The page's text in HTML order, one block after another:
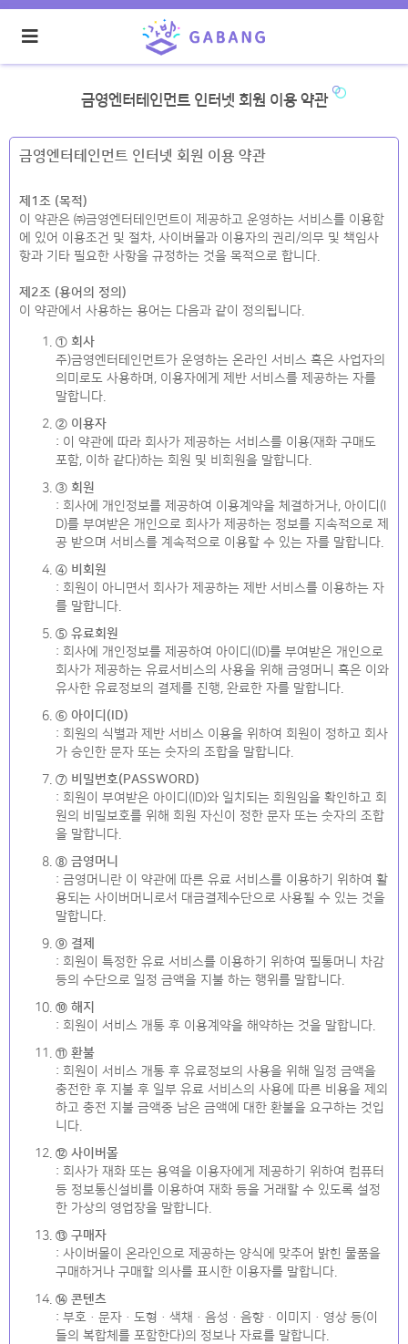
금영엔터테인먼트 인터넷 회원 이용 약관
금영엔터테인먼트 인터넷 회원 이용 약관
제1조 (목적)
이 약관은 ㈜금영엔터테인먼트이 제공하고 운영하는 서비스를 이용함
에 있어 이용조건 및 절차, 사이버몰과 이용자의 권리/의무 및 책임사
항과 기타 필요한 사항을 규정하는 것을 목적으로 합니다.
제2조 (용어의 정의)
이 약관에서 사용하는 용어는 다음과 같이 정의됩니다.
① 회사
주)금영엔터테인먼트가 운영하는 온라인 서비스 혹은 사업자의
의미로도 사용하며, 이용자에게 제반 서비스를 제공하는 자를
말합니다.
② 이용자
: 이 약관에 따라 회사가 제공하는 서비스를 이용(재화 구매도
포함, 이하 같다)하는 회원 및 비회원을 말합니다.
③ 회원
: 회사에 개인정보를 제공하여 이용계약을 체결하거나, 아이디(I
D)를 부여받은 개인으로 회사가 제공하는 정보를 지속적으로 제
공 받으며 서비스를 계속적으로 이용할 수 있는 자를 말합니다.
④ 비회원
: 회원이 아니면서 회사가 제공하는 제반 서비스를 이용하는 자
를 말합니다.
⑤ 유료회원
: 회사에 개인정보를 제공하여 아이디(ID)를 부여받은 개인으로
회사가 제공하는 유료서비스의 사용을 위해 금영머니 혹은 이와
유사한 유료정보의 결제를 진행, 완료한 자를 말합니다.
⑥ 아이디(ID)
: 회원의 식별과 제반 서비스 이용을 위하여 회원이 정하고 회사
가 승인한 문자 또는 숫자의 조합을 말합니다.
⑦ 비밀번호(PASSWORD)
: 회원이 부여받은 아이디(ID)와 일치되는 회원임을 확인하고 회
원의 비밀보호를 위해 회원 자신이 정한 문자 또는 숫자의 조합
을 말합니다.
⑧ 금영머니
: 금영머니란 이 약관에 따른 유료 서비스를 이용하기 위하여 활
용되는 사이버머니로서 대금결제수단으로 사용될 수 있는 것을
말합니다.
⑨ 결제
: 회원이 특정한 유료 서비스를 이용하기 위하여 필통머니 차감
등의 수단으로 일정 금액을 지불 하는 행위를 말합니다.
⑩ 해지
: 회원이 서비스 개통 후 이용계약을 해약하는 것을 말합니다.
⑪ 환불
: 회원이 서비스 개통 후 유료정보의 사용을 위해 일정 금액을
충전한 후 지불 후 일부 유료 서비스의 사용에 따른 비용을 제외
하고 충전 지불 금액중 남은 금액에 대한 환불을 요구하는 것입
니다.
⑫ 사이버몰
: 회사가 재화 또는 용역을 이용자에게 제공하기 위하여 컴퓨터
등 정보통신설비를 이용하여 재화 등을 거래할 수 있도록 설정
한 가상의 영업장을 말합니다.
⑬ 구매자
: 사이버몰이 온라인으로 제공하는 양식에 맞추어 밝힌 물품을
구매하거나 구매할 의사를 표시한 이용자를 말합니다.
⑭ 콘텐츠
: 부호ㆍ문자ㆍ도형ㆍ색채ㆍ음성ㆍ음향ㆍ이미지ㆍ영상 등(이
들의 복합체를 포함한다)의 정보나 자료를 말합니다.